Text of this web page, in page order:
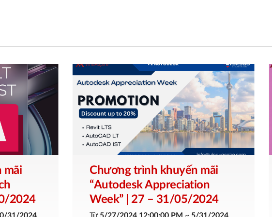
mãi
2024
31/2024
Chương trình khuyến mãi
“Autodesk Appreciation
Week” | 27 – 31/05/2024
Từ 5/27/2024 12:00:00 PM ~ 5/31/2024